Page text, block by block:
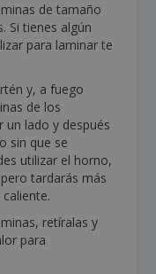
de tamaño
Si tienes algún
para laminar te
y, a fuego
de los
un lado y después
sin que se
utilizar el horno,
tardarás más
retíralas y
para